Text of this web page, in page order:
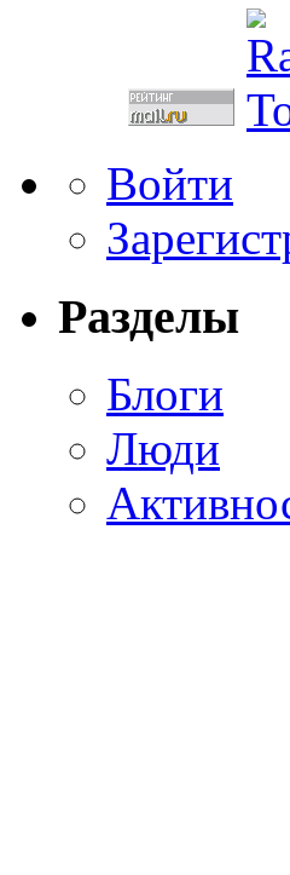
Войти
Разделы
Блоги
Люди